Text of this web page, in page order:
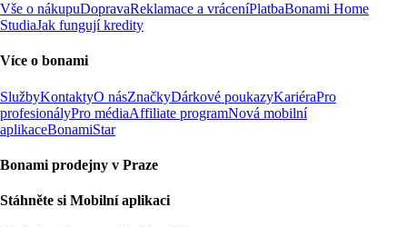
Vše o nákupuDopravaReklamace a vráceníPlatbaBonami Home
StudiaJak fungují kredity
Více o bonami
SlužbyKontaktyO násZnačkyDárkové poukazyKariéraPro
profesionályPro médiaAffiliate programNová mobilní
aplikaceBonamiStar
Bonami prodejny v Praze
Stáhněte si Mobilní aplikaci